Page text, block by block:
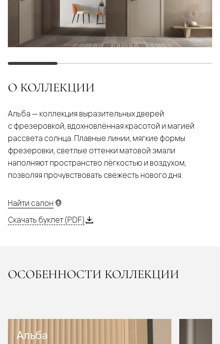
О КОЛЛЕКЦИИ
Альба — коллекция выразительных дверей
с фрезеровкой, вдохновлённая красотой и магией
рассвета солнца. Плавные линии, мягкие формы
фрезеровки, светлые оттенки матовой эмали
наполняют пространство лёгкостью и воздухом,
позволяя прочувствовать свежесть нового дня.
Найти салон
Скачать буклет (PDF)
ОСОБЕННОСТИ КОЛЛЕКЦИИ
Альба